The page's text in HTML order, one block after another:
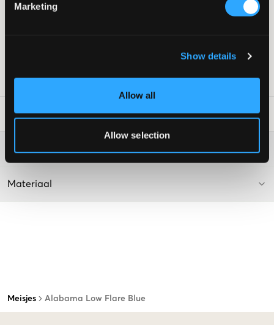
Marketing
Show details
Allow all
Allow selection
Meisjes Alabama Low Flare Blue
Bootcut
SKU:112475-001
Laundry Advice:
Washing advice
Materiaal